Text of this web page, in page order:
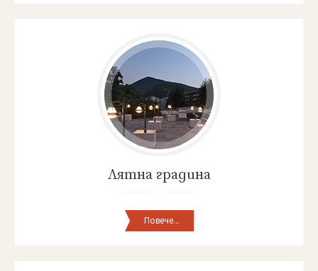
Лятна градина
Повече...